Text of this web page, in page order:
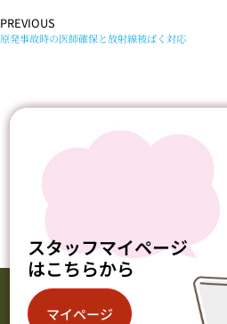
PREVIOUS
原発事故時の医師確保と放射線被ばく対応
スタッフマイページ
はこちらから
マイページ